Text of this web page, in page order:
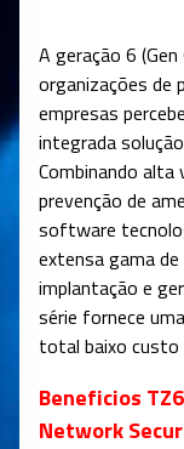
A geração 6
organizações de
empresas
integrada
Combinando alta
prevenção de
software
extensa gama
implantação e
série fornece
total baixo custo
Beneficios
Network